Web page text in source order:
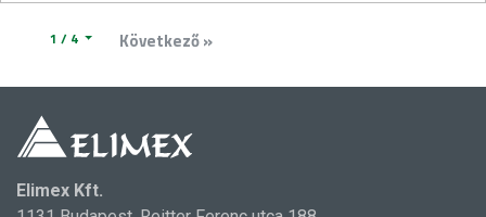
1 / 4 Következő »
Elimex Kft.